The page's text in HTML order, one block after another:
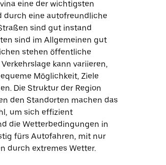
eine der wichtigsten
durch eine autofreundliche
sind gut instand
sind im Allgemeinen gut
stehen öffentliche
kann variieren,
Möglichkeit, Ziele
Die Struktur der Region
den Standorten machen das
um sich effizient
die Wetterbedingungen in
fürs Autofahren, mit nur
durch extremes Wetter.